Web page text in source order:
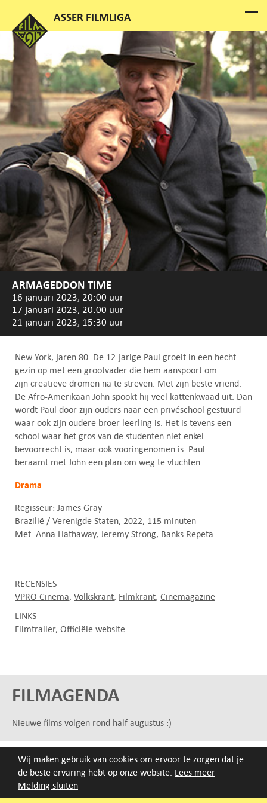
Melding sluiten
Wij maken gebruik van cookies om ervoor te zorgen dat je
de beste ervaring hebt op onze website. Lees meer
ARMAGEDDON TIME
16 januari 2023, 20:00 uur
17 januari 2023, 20:00 uur
21 januari 2023, 15:30 uur
New York, jaren 80. De 12-jarige Paul groeit in een hecht
gezin op met een grootvader die hem aanspoort om
zijn creatieve dromen na te streven. Met zijn beste vriend.
De Afro-Amerikaan John spookt hij veel kattenkwaad uit. Dan
wordt Paul door zijn ouders naar een privéschool gestuurd
waar ook zijn oudere broer leerling is. Het is tevens een
school waar het gros van de studenten niet enkel
bevoorrecht is, maar ook vooringenomen is. Paul
beraamt met John een plan om weg te vluchten.
Drama
Regisseur: James Gray
Brazilië / Verenigde Staten, 2022, 115 minuten
Met: Anna Hathaway, Jeremy Strong, Banks Repeta
RECENSIES
VPRO Cinema Volkskrant Filmkrant Cinemagazine
LINKS
Filmtrailer Officiële website
FILMAGENDA
Nieuwe films volgen rond half augustus :)
ARCHIEF
Druk op de beginletter van de titel of zoek op titel, regisseur
of jaar van eerste vertoning.